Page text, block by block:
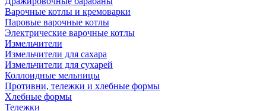
Варочные котлы и кремоварки
Паровые варочные котлы
Электрические варочные котлы
Измельчители
Измельчители для сахара
Измельчители для сухарей
Коллоидные мельницы
Противни, тележки и хлебные формы
Хлебные формы
Тележки